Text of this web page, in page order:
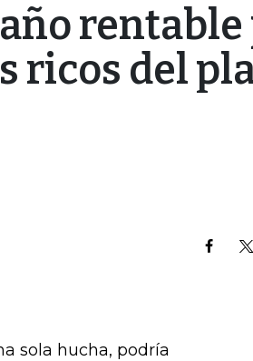
ricos del
sola hucha, podría